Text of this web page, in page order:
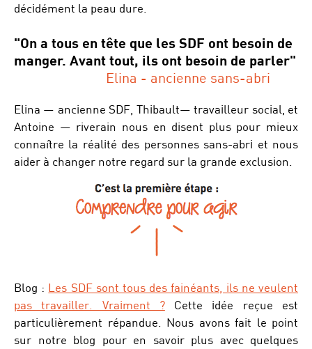
Paroles de femmes
décidément la peau dure.
"On a tous en tête que les SDF ont besoin de
manger. Avant tout, ils ont besoin de parler"
Elina - ancienne sans-abri
Elina — ancienne SDF, Thibault— travailleur social, et
Antoine — riverain nous en disent plus pour mieux
connaître la réalité des personnes sans-abri et nous
aider à changer notre regard sur la grande exclusion.
Blog : Les SDF sont tous des fainéants, ils ne veulent
pas travailler. Vraiment ?Cette idée reçue est
particulièrement répandue. Nous avons fait le point
sur notre blog pour en savoir plus avec quelques